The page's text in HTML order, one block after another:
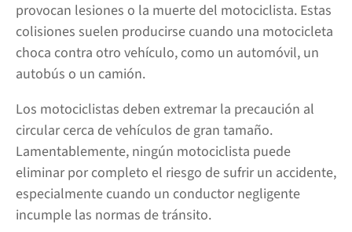
provocan lesiones o la muerte del motociclista. Estas
colisiones suelen producirse cuando una motocicleta
choca contra otro vehículo, como un automóvil, un
autobús o un camión.
Los motociclistas deben extremar la precaución al
circular cerca de vehículos de gran tamaño.
Lamentablemente, ningún motociclista puede
eliminar por completo el riesgo de sufrir un accidente,
especialmente cuando un conductor negligente
incumple las normas de tránsito.